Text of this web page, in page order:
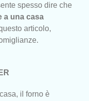
spesso dire che
a una casa
articolo,
il forno è